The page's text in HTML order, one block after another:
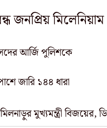
জনপ্রিয় মিলেনিয়াম
আর্জি পুলিশকে
জারি ১৪৪ ধারা
মুখ্যমন্ত্রী বিজয়ের,